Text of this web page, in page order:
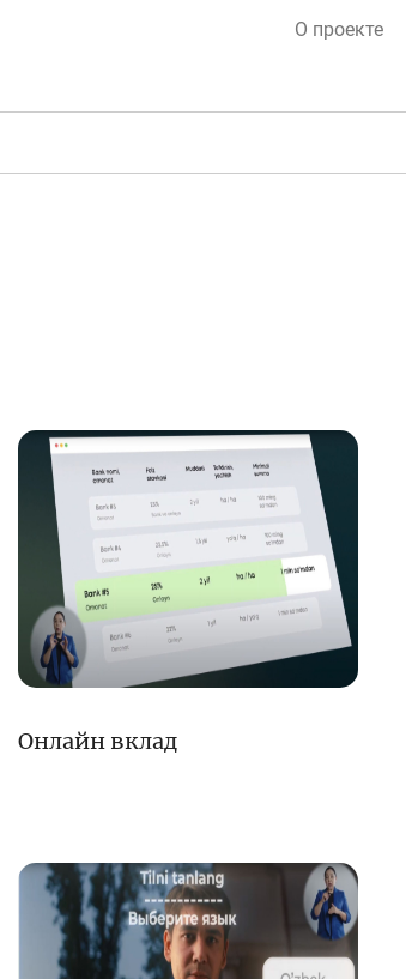
О проекте
Платежи и переводы
Финансовая
безопасность
Исламское
Онлайн вклад